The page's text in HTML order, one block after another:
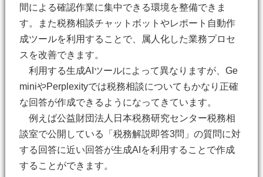
間による確認作業に集中できる環境を整備できま
す。また税務相談チャットボットやレポート自動作
成ツールを利用することで、属人化した業務プロセ
スを改善できます。
利用する生成AIツールによって異なりますが、Ge
miniやPerplexityでは税務相談についてもかなり正確
な回答が作成できるようになってきています。
例えば公益財団法人日本税務研究センター税務相
談室で公開している「税務解説即答3問」の質問に対
する回答に近い回答が生成AIを利用することで作成
することができます。